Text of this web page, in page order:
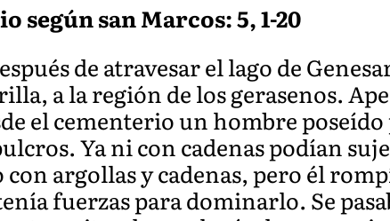
según san Marcos: 5, 1-20
de atravesar el lago de
a la región de los gerasenos.
el cementerio un hombre
Ya ni con cadenas podían
argollas y cadenas, pero él
fuerzas para dominarlo. Se